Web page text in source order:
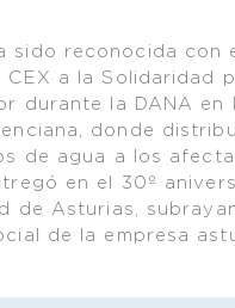
sido reconocida con
CEX a la Solidaridad
durante la DANA en
donde
de agua a los
en el 30º
de Asturias,
de la empresa